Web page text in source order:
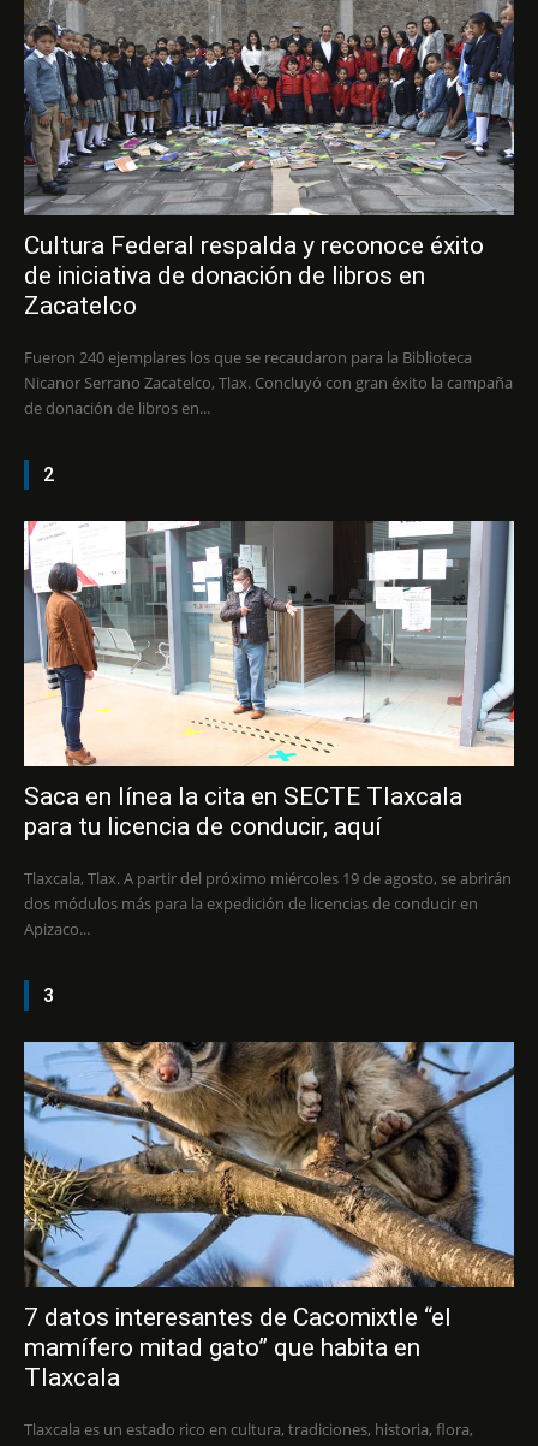
Cultura Federal respalda y reconoce éxito
de iniciativa de donación de libros en
Zacatelco
Fueron 240 ejemplares los que se recaudaron para la Biblioteca
Nicanor Serrano Zacatelco, Tlax. Concluyó con gran éxito la campaña
de donación de libros en...
2
Saca en línea la cita en SECTE Tlaxcala
para tu licencia de conducir, aquí
Tlaxcala, Tlax. A partir del próximo miércoles 19 de agosto, se abrirán
dos módulos más para la expedición de licencias de conducir en
Apizaco...
3
7 datos interesantes de Cacomixtle “el
mamífero mitad gato” que habita en
Tlaxcala
Tlaxcala es un estado rico en cultura, tradiciones, historia, flora,